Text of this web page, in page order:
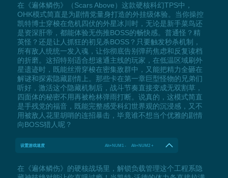
在《遍体鳞伤》（Scars Above）这款硬核科幻TPS中，
OHK模式简直是为剧情党量身打造的外挂级体验。当你操控
凯特博士穿梭在危机四伏的外星冰川时，无论是新手菜鸟还
是资深肝帝，都能体验无伤推BOSS的畅快感。普通怪？精
英怪？还是让人抓狂的初见杀BOSS？只要触发秒杀机制，
所有敌人统统一发入魂，让你彻底告别弹药焦虑和反复读档
的折磨。这招特别适合想速通主线的玩家，在低温区域刷外
星遗迹时，既能丝滑穿梭在密集敌群中，又能把精力全砸在
解谜和探索隐藏剧情上。那些卡在第一章巨型怪物的兄弟们
听好，激活这个隐藏机制后，战斗节奏直接变成无双割草，
四面体的秘密不用再被枪林弹雨打断。说真的，这模式简直
是手残党的福音，既能完整感受科幻世界观的沉浸感，又不
用被敌人花里胡哨的连招暴击，毕竟谁不想当个优雅的剧情
向BOSS猎人呢？
设置游戏速度 Alt+NUM1 - Alt+NUM2 +
在《遍体鳞伤》的硬核战场里，解锁负载管理这个工程系隐